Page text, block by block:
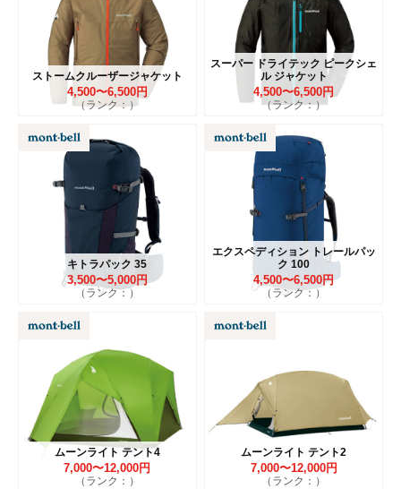
ストームクルーザージャケット
4,500〜6,500円
（ランク：）
スーパー ドライテック ピークシェ
ル ジャケット
4,500〜6,500円
（ランク：）
キトラパック 35
3,500〜5,000円
（ランク：）
エクスペディション トレールパッ
ク 100
4,500〜6,500円
（ランク：）
ムーンライト テント4
7,000〜12,000円
（ランク：）
ムーンライト テント2
7,000〜12,000円
（ランク：）